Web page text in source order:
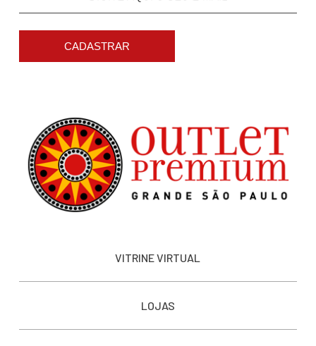
CADASTRAR
VITRINE VIRTUAL
LOJAS